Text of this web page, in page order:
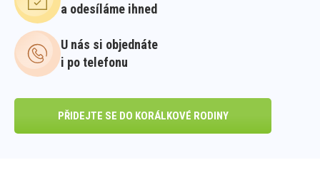
a odesíláme ihned
U nás si objednáte
i po telefonu
PŘIDEJTE SE DO KORÁLKOVÉ RODINY